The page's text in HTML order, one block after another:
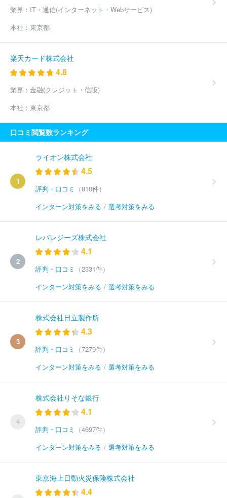
業界： IT・通信(インターネット・Webサービス)
本社： 東京都
楽天カード株式会社
4.8
業界： 金融(クレジット・信販)
本社： 東京都
口コミ閲覧数ランキング
1
ライオン株式会社
4.5
評判・口コミ
（810件）
インターン対策をみる / 選考対策をみる
2
レバレジーズ株式会社
4.1
評判・口コミ
（2331件）
インターン対策をみる / 選考対策をみる
3
株式会社日立製作所
4.3
評判・口コミ
（7279件）
インターン対策をみる / 選考対策をみる
4
株式会社りそな銀行
4.1
評判・口コミ
（4697件）
インターン対策をみる / 選考対策をみる
東京海上日動火災保険株式会社
4.4